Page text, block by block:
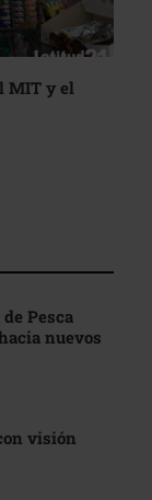
MIT y el
Pesca
nuevos
visión